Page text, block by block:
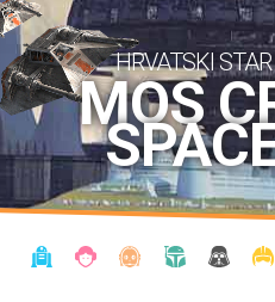
HRVATSKI
MOS